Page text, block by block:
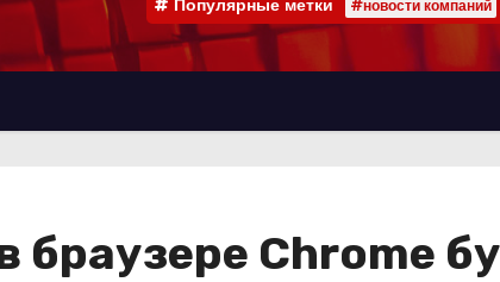
Популярные метки #новости компаний
Chrome